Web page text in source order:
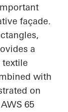
façade.
a
textile
with
on
65